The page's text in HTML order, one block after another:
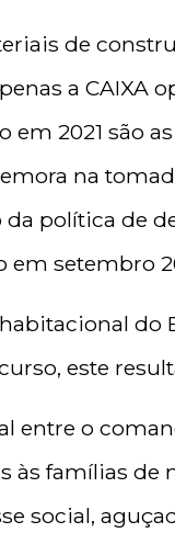
de
a CAIXA
em 2021 são
na
da política de
em setembro
do
este
entre o
às famílias
social,